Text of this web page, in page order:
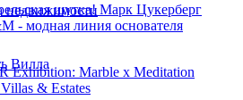
недвижимости
Вилла
шутка! Марк Цукерберг
- модная линия основателя